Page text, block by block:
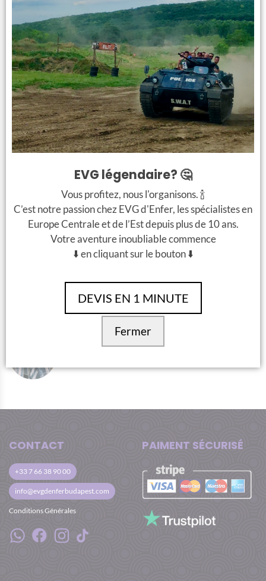
celui de la saucisse, différents festivals de différents styles de
musique.
Activités EVG
On peut tout à fait venir à “l’aveuglette” et trouver quelque
chose à faire sans la moindre difficulté. Le seul problème va
être celui de savoir se décider. Pour vous donner des idées, la
liste desactivitésproposées par EVG d’Enfer est un bon outil.
Ou alors, ce ne seront pas les idées qui manquent en vous
Contact
Pour plus d’informations, n’hésitez pas à nous contacter:
CONTACT
+33 7 66 38 90 00
info@evgdenferbudapest.com
Conditions Générales
PAIMENT SÉCURISÉ
EVG légendaire? 🤔
Vous profitez, nous l'organisons. 🍾
C’est notre passion chez EVG d'Enfer, les spécialistes en
Europe Centrale et de l’Est depuis plus de 10 ans.
Votre aventure inoubliable commence
⬇️ en cliquant sur le bouton ⬇️
DEVIS EN 1 MINUTE
Fermer